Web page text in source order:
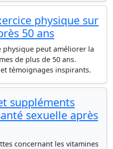
physique sur
50 ans
physique peut améliorer la
de plus de 50 ans.
témoignages inspirants.
suppléments
sexuelle après
concernant les vitamines